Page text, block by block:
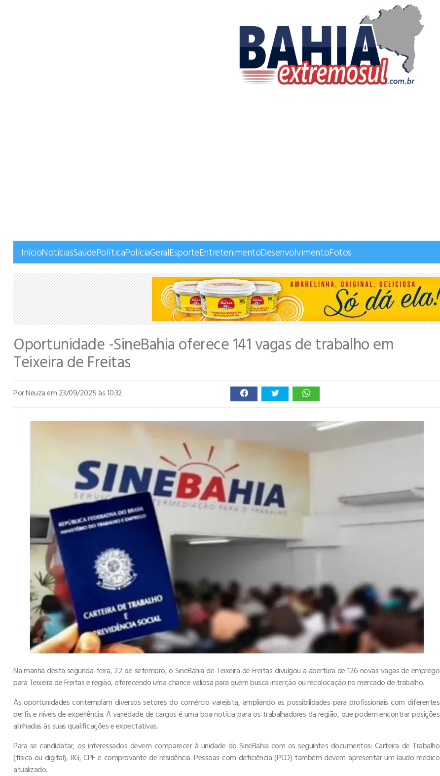
InícioNotíciasSaúdePolíticaPolíciaGeralEsporteEntretenimentoDesenvolvimentoFotos
Oportunidade -SineBahia oferece 141 vagas de trabalho em
Teixeira de Freitas
Por Neuzaem 23/09/2025 às 10:32
Na manhã desta segunda-feira, 22 de setembro, o SineBahia de Teixeira de Freitas divulgou a abertura de 126 novas vagas de emprego
para Teixeira de Freitas e região, oferecendo uma chance valiosa para quem busca inserção ou recolocação no mercado de trabalho.
As oportunidades contemplam diversos setores do comércio varejista, ampliando as possibilidades para profissionais com diferentes
perfis e níveis de experiência. A variedade de cargos é uma boa notícia para os trabalhadores da região, que podem encontrar posições
alinhadas às suas qualificações e expectativas.
Para se candidatar, os interessados devem comparecer à unidade do SineBahia com os seguintes documentos: Carteira de Trabalho
(física ou digital), RG, CPF e comprovante de residência. Pessoas com deficiência (PCD) também devem apresentar um laudo médico
atualizado.